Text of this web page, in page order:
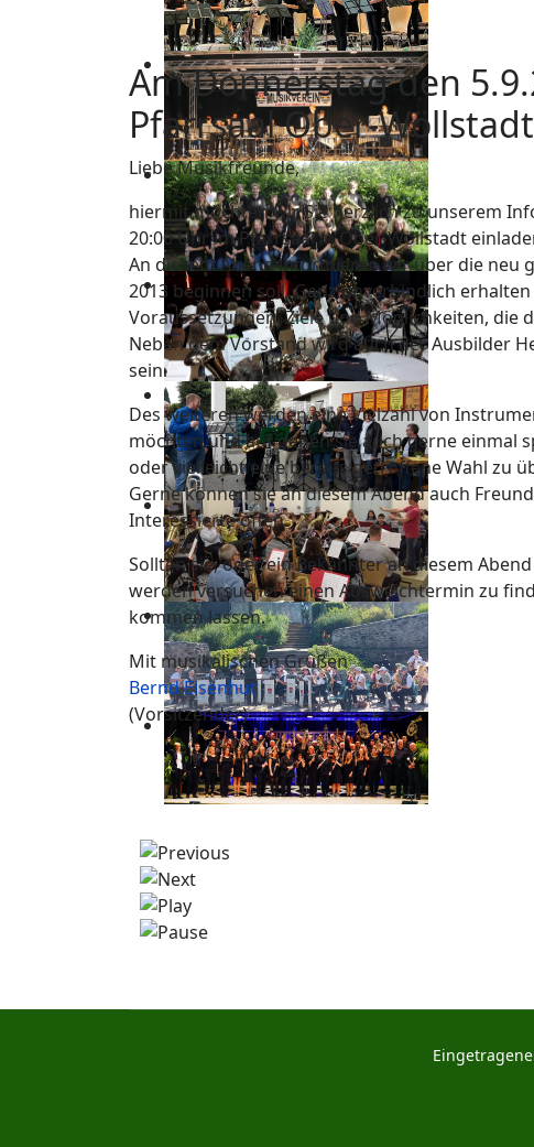
Am Donnerstag den
Pfarrsaal Ober-Wöllstadt
Liebe Musikfreunde,
hiermit möchten wir Sie herzlich zu unserem
20:00 Uhr im Pfarrsaal in Ober-Wöllstadt
An diesem Abend informieren wir über die neu
2013 beginnen soll. Ganz unverbindlich
Voraussetzungen, Ziele und Möglichkeiten, die
Neben dem Vorstand wird auch der Ausbilder
sein.
Des weiteren werden eine Vielzahl von
möchten und auf denen sie auch gerne einmal
oder vielleicht eine bereits getroffene Wahl zu
Gerne können sie an diesem Abend auch
Interessierte offen.
Sollten sie, oder ein Bekannter an diesem
werden versuchen einen Ausweichtermin zu
kommen lassen.
Mit musikalischen Grüßen
Bernd Eisenhut
(Vorsitzender)